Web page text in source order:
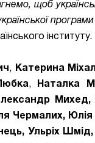
щоб
інституту.
, Катерина
, Наталка
Чермалих,
Ульріх